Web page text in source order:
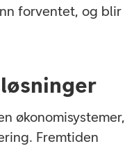
forventet, og blir
økonomisystemer,
Fremtiden